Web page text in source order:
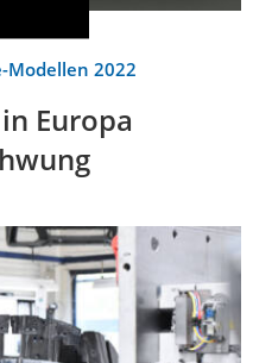
Modellen 2022
Europa